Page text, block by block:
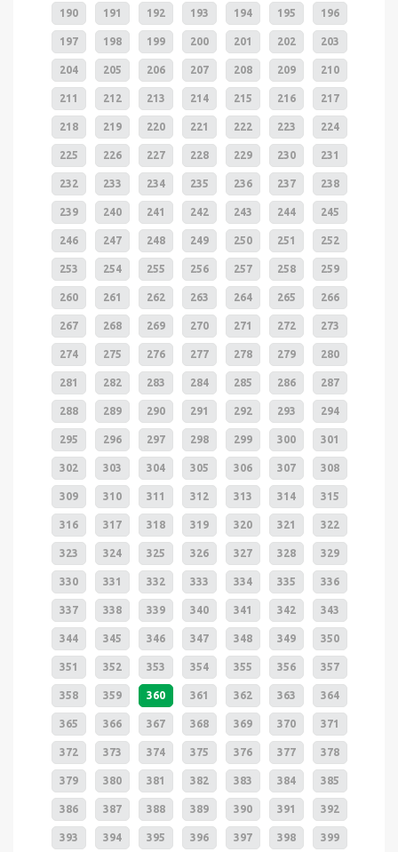
190 191 192 193 194 195 196
197 198 199 200 201 202 203
204 205 206 207 208 209 210
211 212 213 214 215 216 217
218 219 220 221 222 223 224
225 226 227 228 229 230 231
232 233 234 235 236 237 238
239 240 241 242 243 244 245
246 247 248 249 250 251 252
253 254 255 256 257 258 259
260 261 262 263 264 265 266
267 268 269 270 271 272 273
274 275 276 277 278 279 280
281 282 283 284 285 286 287
288 289 290 291 292 293 294
295 296 297 298 299 300 301
302 303 304 305 306 307 308
309 310 311 312 313 314 315
316 317 318 319 320 321 322
323 324 325 326 327 328 329
330 331 332 333 334 335 336
337 338 339 340 341 342 343
344 345 346 347 348 349 350
351 352 353 354 355 356 357
358 359 360 361 362 363 364
365 366 367 368 369 370 371
372 373 374 375 376 377 378
379 380 381 382 383 384 385
386 387 388 389 390 391 392
393 394 395 396 397 398 399